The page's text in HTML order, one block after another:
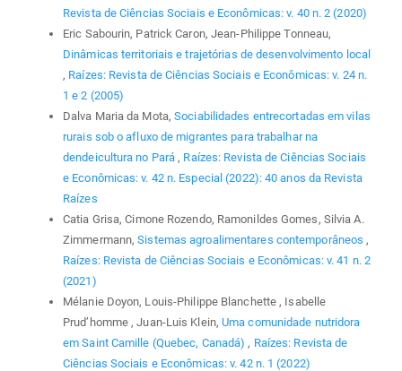
Revista de Ciências Sociais e Econômicas: v. 40 n. 2 (2020)
Eric Sabourin, Patrick Caron, Jean-Philippe Tonneau,
Dinâmicas territoriais e trajetórias de desenvolvimento local
, Raízes: Revista de Ciências Sociais e Econômicas: v. 24 n.
1 e 2 (2005)
Dalva Maria da Mota,Sociabilidades entrecortadas em vilas
rurais sob o afluxo de migrantes para trabalhar na
dendeicultura no Pará , Raízes: Revista de Ciências Sociais
e Econômicas: v. 42 n. Especial (2022): 40 anos da Revista
Raízes
Catia Grisa, Cimone Rozendo, Ramonildes Gomes, Silvia A.
Zimmermann,Sistemas agroalimentares contemporâneos ,
Raízes: Revista de Ciências Sociais e Econômicas: v. 41 n. 2
(2021)
Mélanie Doyon, Louis-Philippe Blanchette , Isabelle
Prud’homme , Juan-Luis Klein,Uma comunidade nutridora
em Saint Camille (Quebec, Canadá) , Raízes: Revista de
Ciências Sociais e Econômicas: v. 42 n. 1 (2022)